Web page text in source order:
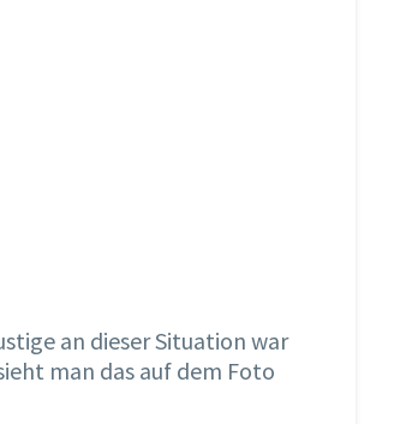
an dieser Situation war
man das auf dem Foto